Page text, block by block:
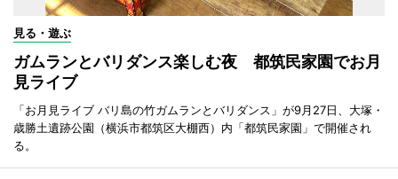
見る・遊ぶ
ガムランとバリダンス楽しむ夜 都筑民家園でお月
見ライブ
「お月見ライブ バリ島の竹ガムランとバリダンス」が9月27日、大塚・
歳勝土遺跡公園（横浜市都筑区大棚西）内「都筑民家園」で開催され
る。